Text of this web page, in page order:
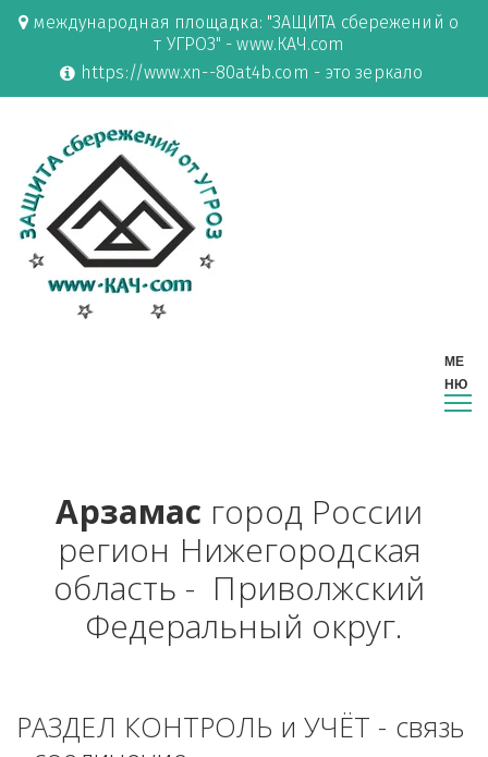
международная площадка: "ЗАЩИТА сбережений о
т УГРОЗ" - www.КАЧ.com
https://www.xn--80at4b.com - это зеркало
Арзамас город России
регион Нижегородская
область -  Приволжский
Федеральный округ.
РАЗДЕЛ КОНТРОЛЬ и УЧЁТ - связь